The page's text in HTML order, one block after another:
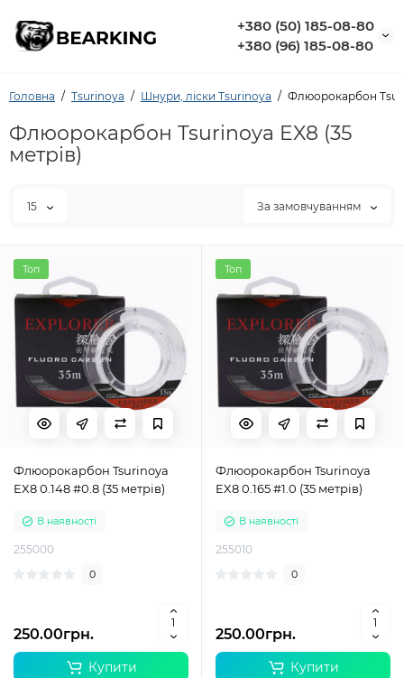
+380 (50) 185-08-80
+380 (96) 185-08-80
Головна Tsurinoya Шнури, ліски Tsurinoya Флюорокарбон
Флюорокарбон Tsurinoya EX8 (35
метрів)
15 За замовчуванням
Топ
Флюорокарбон Tsurinoya
EX8 0.148 #0.8 (35 метрів)
В наявності
255000
0
250.00грн.
Купити
Топ
Флюорокарбон Tsurinoya
EX8 0.165 #1.0 (35 метрів)
В наявності
255010
0
250.00грн.
Купити